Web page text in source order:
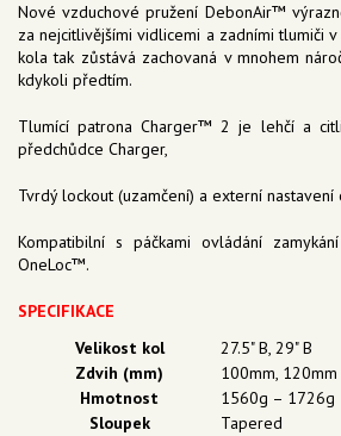
Nové vzduchové pružení DebonAir™
za nejcitlivějšími vidlicemi a zadními tlumiči v
kola tak zůstává zachovaná v mnohem
kdykoli předtím.
Tlumící patrona Charger™ 2 je lehčí a
předchůdce Charger,
Tvrdý lockout (uzamčení) a externí nastavení
Kompatibilní s páčkami ovládání
OneLoc™.
SPECIFIKACE
Velikost kol
27.5" B, 29" B
Zdvih (mm)
100mm, 120mm
Hmotnost
1560g – 1726g
Sloupek
Tapered